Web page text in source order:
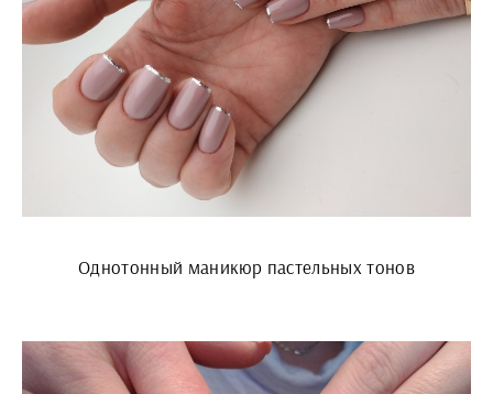
Однотонный маникюр пастельных тонов